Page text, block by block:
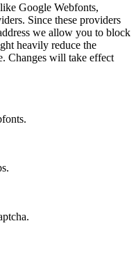
Google Webfonts,
Since these providers
we allow you to block
heavily reduce the
Changes will take effect